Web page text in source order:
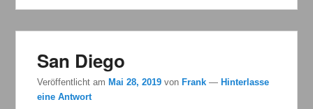
San Diego
Veröffentlicht amMai 28, 2019 vonFrank —Hinterlasse
eine Antwort